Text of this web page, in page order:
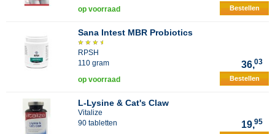
op voorraad Bestellen
Sana Intest MBR Probiotics
RPSH
110 gram
36,03
op voorraad Bestellen
L-Lysine & Cat's Claw
Vitalize
90 tabletten
19,95